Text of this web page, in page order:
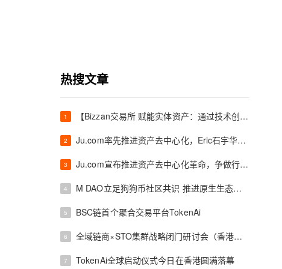
热搜文章
1 【Bizzan交易所 赋能实体资产：通过技术创新桥接尼日利亚矿产与全球流动性】
2 Ju.com率先推进资产去中心化，Eric石宇华博士将主导重构交易所安全范式
3 Ju.com宣布推进资产去中心化革命，争做行业首个“代码信任”交易所
4 M DAO立足狗狗币社区共识 推进原生生态落地建设
5 BSC链首个聚合交易平台TokenAi
6 全域链商×STO集群战略闭门研讨会（香港站）成功举办
7 TokenAi全球启动仪式今日在香港圆满落幕